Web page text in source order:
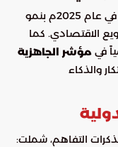
سجلت الصادرات غير النفطية قفزة تاريخية في عام 2025م بنمو
الاقتصادي. كما
في مؤشر الجاهزية
والذكاء
التفاهم، شملت: